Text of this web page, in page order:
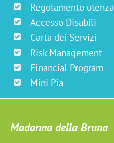
Regolamento utenza
Accesso Disabili
Carta dei Servizi
Risk Management
Financial Program
Mini Pia
Madonna della Bruna